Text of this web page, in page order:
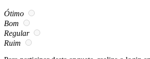
Ótimo
Bom
Regular
Ruim